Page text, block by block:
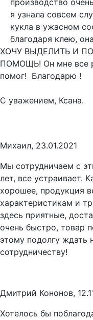
производство
я узнала совсем
кукла в ужасном
благодаря клею,
ХОЧУ ВЫДЕЛИТЬ И
ПОМОЩЬ! Он мне все
помог! Благодарю !
С уважением, Ксана.
Михаил, 23.01.2021
Мы сотрудничаем с
лет, все устраивает.
хорошее, продукция
характеристикам и
здесь приятные,
очень быстро, товар
этому подолгу ждать
сотрудничеству!
Дмитрий Кононов,
Хотелось бы